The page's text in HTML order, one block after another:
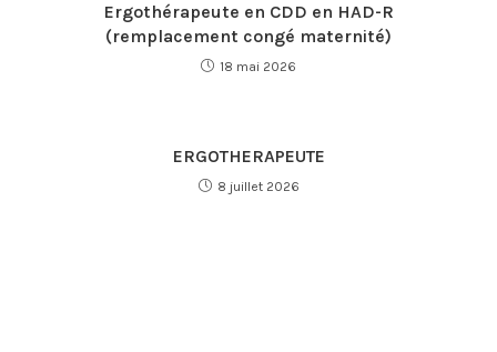
Ergothérapeute en CDD en HAD-R
(remplacement congé maternité)
18 mai 2026
ERGOTHERAPEUTE
8 juillet 2026